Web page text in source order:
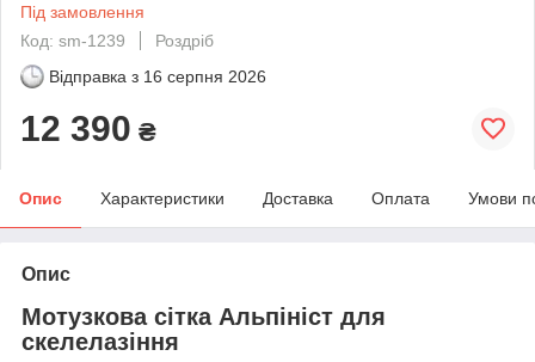
Під замовлення
Код: sm-1239
Роздріб
Відправка з 16 серпня 2026
12 390 ₴
Опис Характеристики Доставка Оплата Умови
Опис
Мотузкова сітка Альпініст для
скелелазіння